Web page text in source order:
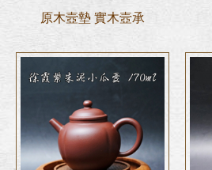
原木壼墊 實木壼承